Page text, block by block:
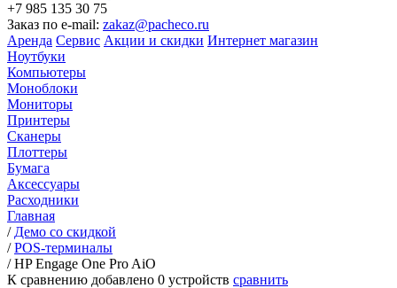
+7 985 135 30 75
Заказ по e-mail: zakaz@pacheco.ru
Аренда Сервис Акции и скидки Интернет магазин
Ноутбуки
Компьютеры
Моноблоки
Мониторы
Принтеры
Сканеры
Плоттеры
Бумага
Аксессуары
Расходники
Главная
/ Демо со скидкой
/POS-терминалы
/HP Engage One Pro AiO
К сравнению добавлено 0 устройств сравнить